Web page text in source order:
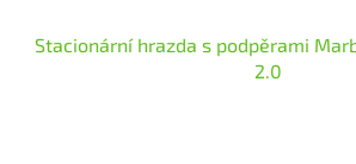
Stacionární hrazda s podpěrami
2.0